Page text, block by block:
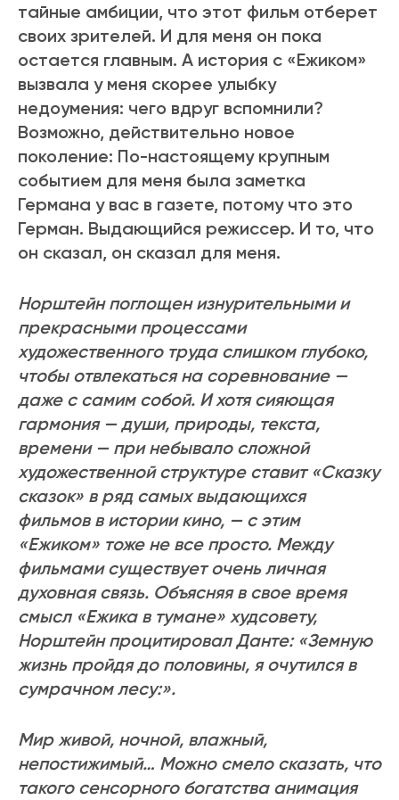
тайные амбиции, что этот фильм отберет
своих зрителей. И для меня он пока
остается главным. А история с «Ежиком»
вызвала у меня скорее улыбку
недоумения: чего вдруг вспомнили?
Возможно, действительно новое
поколение: По-настоящему крупным
событием для меня была заметка
Германа у вас в газете, потому что это
Герман. Выдающийся режиссер. И то, что
он сказал, он сказал для меня.
Норштейн поглощен изнурительными и
прекрасными процессами
художественного труда слишком глубоко,
чтобы отвлекаться на соревнование —
даже с самим собой. И хотя сияющая
гармония — души, природы, текста,
времени — при небывало сложной
художественной структуре ставит «Сказку
сказок» в ряд самых выдающихся
фильмов в истории кино, — с этим
«Ежиком» тоже не все просто. Между
фильмами существует очень личная
духовная связь. Объясняя в свое время
смысл «Ежика в тумане» худсовету,
Норштейн процитировал Данте: «Земную
жизнь пройдя до половины, я очутился в
сумрачном лесу:».
Мир живой, ночной, влажный,
непостижимый… Можно смело сказать, что
такого сенсорного богатства анимация